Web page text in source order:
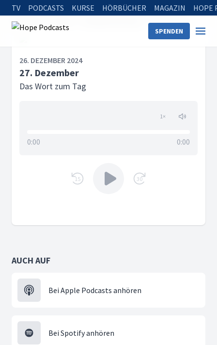
TV PODCASTS KURSE HÖRBÜCHER MAGAZIN HOPE
SPENDEN
Startseite 27. Dezember
26. DEZEMBER 2024
27. Dezember
Das Wort zum Tag
1×
0:00 0:00
15 30
AUCH AUF
Bei Apple Podcasts anhören
Bei Spotify anhören